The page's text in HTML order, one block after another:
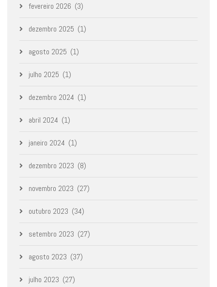
fevereiro 2026 (3)
dezembro 2025 (1)
agosto 2025 (1)
julho 2025 (1)
dezembro 2024 (1)
abril 2024 (1)
janeiro 2024 (1)
dezembro 2023 (8)
novembro 2023 (27)
outubro 2023 (34)
setembro 2023 (27)
agosto 2023 (37)
julho 2023 (27)